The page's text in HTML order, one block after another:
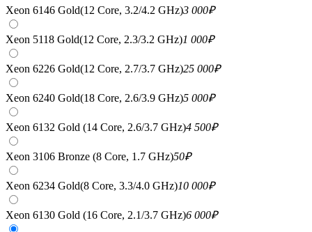
Xeon 6146 Gold(12 Core, 3.2/4.2 GHz)3 000₽
Xeon 5118 Gold(12 Core, 2.3/3.2 GHz)1 000₽
Xeon 6226 Gold(12 Core, 2.7/3.7 GHz)25 000₽
Xeon 6240 Gold(18 Core, 2.6/3.9 GHz)5 000₽
Xeon 6132 Gold (14 Core, 2.6/3.7 GHz)4 500₽
Xeon 3106 Bronze (8 Core, 1.7 GHz)50₽
Xeon 6234 Gold(8 Core, 3.3/4.0 GHz)10 000₽
Xeon 6130 Gold (16 Core, 2.1/3.7 GHz)6 000₽